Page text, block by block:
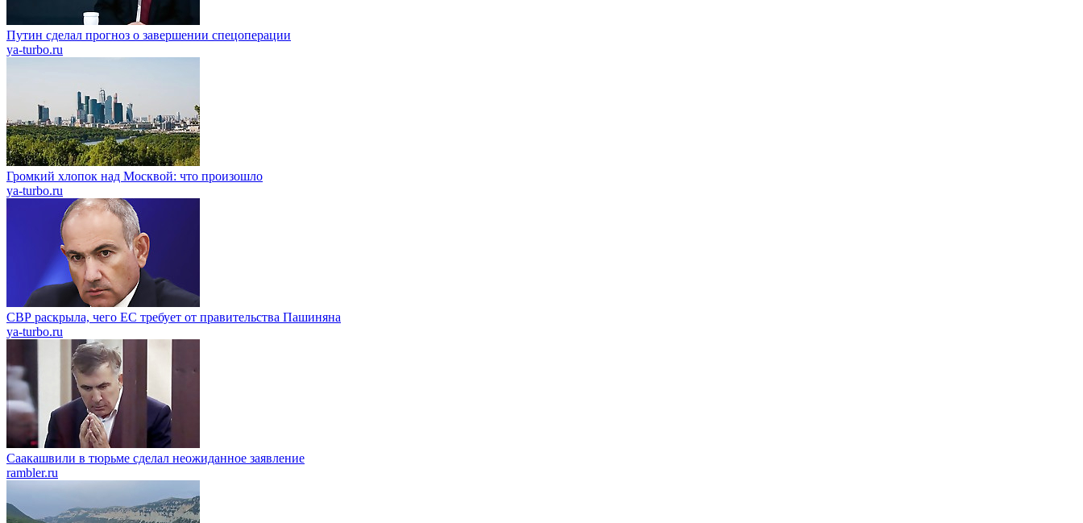
Путин сделал прогноз о завершении спецоперации
ya-turbo.ru
Громкий хлопок над Москвой: что произошло
ya-turbo.ru
СВР раскрыла, чего ЕС требует от правительства Пашиняна
ya-turbo.ru
Саакашвили в тюрьме сделал неожиданное заявление
rambler.ru